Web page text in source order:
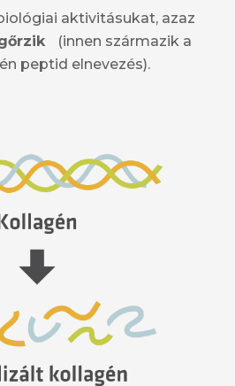
aktivitásukat, azaz
(innen származik a
peptid elnevezés).